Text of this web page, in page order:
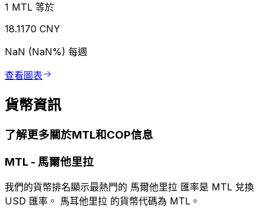
1 MTL 等於
18.1170 CNY
NaN (NaN%) 每週
查看圖表
貨幣資訊
了解更多關於MTL和COP信息
MTL - 馬爾他里拉
我們的貨幣排名顯示最熱門的 馬爾他里拉 匯率是 MTL 兌換
USD 匯率。 馬耳他里拉 的貨幣代碼為 MTL。